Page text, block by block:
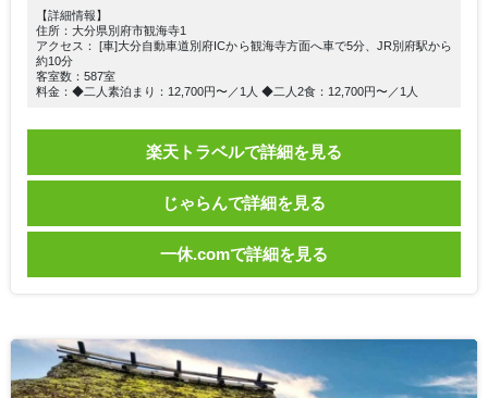
【詳細情報】
住所：大分県別府市観海寺1
アクセス： [車]大分自動車道別府ICから観海寺方面へ車で5分、JR別府駅から
約10分
客室数：587室
料金：◆二人素泊まり：12,700円〜／1人 ◆二人2食：12,700円〜／1人
楽天トラベルで詳細を見る
じゃらんで詳細を見る
一休.comで詳細を見る